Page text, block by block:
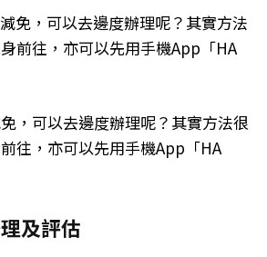
，可以去邊度辦理呢？其實方法很
往，亦可以先用手機App「HA
及評估